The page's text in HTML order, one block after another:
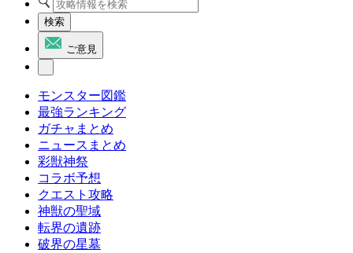
検索
ご意見
モンスター図鑑
最強ランキング
ガチャまとめ
ニュースまとめ
彩獣神祭
コラボ予想
クエスト攻略
神獣の聖域
転界の遺跡
破界の星墓